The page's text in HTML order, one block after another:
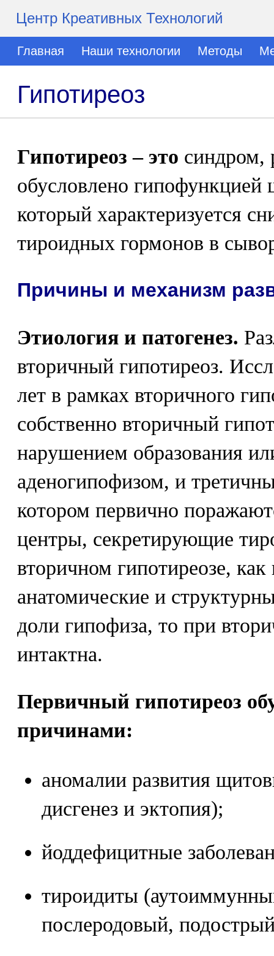
Центр Креативных Технологий
Главная Наши технологии Методы
Гипотиреоз
Гипотиреоз – это синдром,
обусловлено
который характеризуется
тироидных гормонов в
Причины и механизм
Этиология и патогенез.
вторичный гипотиреоз.
лет в рамках вторичного
собственно вторичный
нарушением образования
аденогипофизом, и
котором первично
центры, секретирующие
вторичном гипотиреозе,
анатомические и
доли гипофиза, то при
интактна.
Первичный гипотиреоз
причинами:
аномалии развития
дисгенез и эктопия);
йоддефицитные
тироидиты
послеродовый,